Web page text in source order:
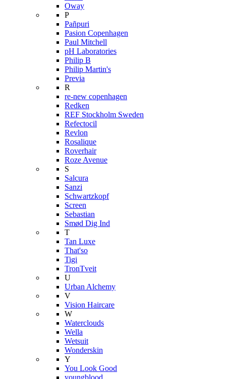
Oway
P
Pañpuri
Pasion Copenhagen
Paul Mitchell
pH Laboratories
Philip B
Philip Martin's
Previa
R
re-new copenhagen
Redken
REF Stockholm Sweden
Refectocil
Revlon
Rosalique
Roverhair
Roze Avenue
S
Salcura
Sanzi
Schwartzkopf
Screen
Sebastian
Smød Dig Ind
T
Tan Luxe
That'so
Tigi
TronTveit
U
Urban Alchemy
V
Vision Haircare
W
Waterclouds
Wella
Wetsuit
Wonderskin
Y
You Look Good
youngblood